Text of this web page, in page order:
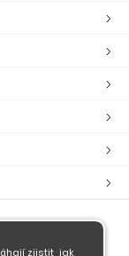
zjistit, jak